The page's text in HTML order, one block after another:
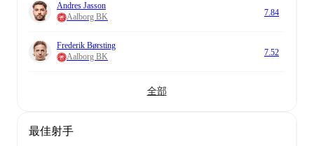
Andres Jasson
Aalborg BK
7.84
Frederik Børsting
Aalborg BK
7.52
全部
最佳射手